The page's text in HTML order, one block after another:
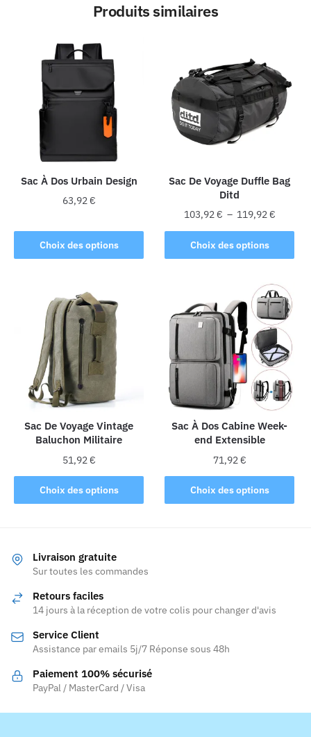
Produits similaires
Sac À Dos Urbain Design
63,92€
Choix des options
produit
a
variations.
Les
options
peuvent
être
choisies
sur
la
page
du
produit
Sac De Voyage Duffle Bag
Ditd
103,92€ – 119,92€Plage
de
103,92
119,92
Choix des options
Ce
produit
plusieurs
variations.
Les
options
peuvent
être
choisies
sur
la
page
du
produit
Sac De Voyage Vintage
Baluchon Militaire
51,92 €
Choix des options
Ce
produit
variations.
Les
peuvent
choisies
sur
la
page
Sac À Dos Cabine Week-
end Extensible
71,92 €
Choix des options
Ce
produit
être
sur
Livraison gratuite
Sur toutes les commandes
Retours faciles
14 jours à la réception de votre colis pour changer d'avis
Service Client
Assistance par emails 5j/7 Réponse sous 48h
Paiement 100% sécurisé
PayPal / MasterCard / Visa